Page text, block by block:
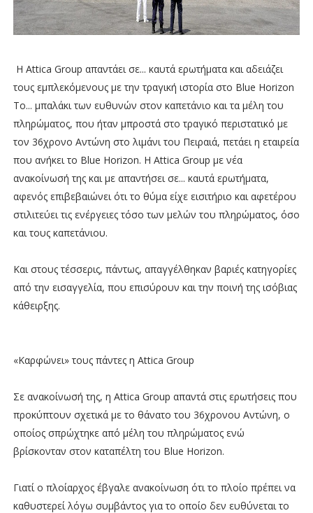
Η Attica Group απαντάει σε... καυτά ερωτήματα και αδειάζει
τους εμπλεκόμενους με την τραγική ιστορία στο Blue Horizon
Το... μπαλάκι των ευθυνών στον καπετάνιο και τα μέλη του
πληρώματος, που ήταν μπροστά στο τραγικό περιστατικό με
τον 36χρονο Αντώνη στο λιμάνι του Πειραιά, πετάει η εταιρεία
που ανήκει το Blue Horizon. Η Attica Group με νέα
ανακοίνωσή της και με απαντήσει σε... καυτά ερωτήματα,
αφενός επιβεβαιώνει ότι το θύμα είχε εισιτήριο και αφετέρου
στιλιτεύει τις ενέργειες τόσο των μελών του πληρώματος, όσο
και τους καπετάνιου.
Και στους τέσσερις, πάντως, απαγγέλθηκαν βαριές κατηγορίες
από την εισαγγελία, που επισύρουν και την ποινή της ισόβιας
κάθειρξης.
«Καρφώνει» τους πάντες η Attica Group
Σε ανακοίνωσή της, η Attica Group απαντά στις ερωτήσεις που
προκύπτουν σχετικά με το θάνατο του 36χρονου Αντώνη, ο
οποίος σπρώχτηκε από μέλη του πληρώματος ενώ
βρίσκονταν στον καταπέλτη του Blue Horizon.
Γιατί ο πλοίαρχος έβγαλε ανακοίνωση ότι το πλοίο πρέπει να
καθυστερεί λόγω συμβάντος για το οποίο δεν ευθύνεται το